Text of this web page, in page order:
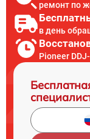
ремонт по
в день
Pioneer